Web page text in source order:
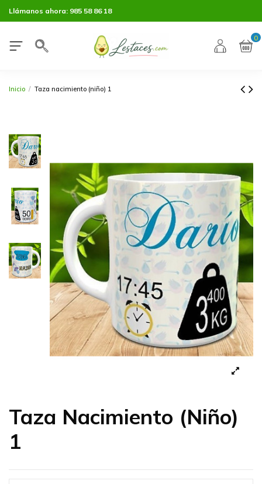
Llámanos ahora: 985 58 86 18
0
Inicio Taza nacimiento (niño) 1
Taza Nacimiento (Niño)
1